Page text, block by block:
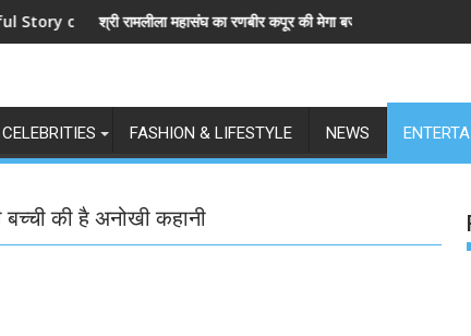
Revenge and Love
श्री रामलीला महासंघ का रणबीर कपूर की मेगा बजट फिल्म रामायण के मेकर्स को चेतावनी
CELEBRITIES FASHION & LIFESTYLE NEWS
की है अनोखी कहानी